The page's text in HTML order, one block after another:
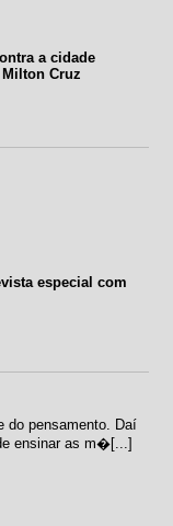
a cidade
Cruz
especial com
do pensamento. Daí
ensinar as m�[...]